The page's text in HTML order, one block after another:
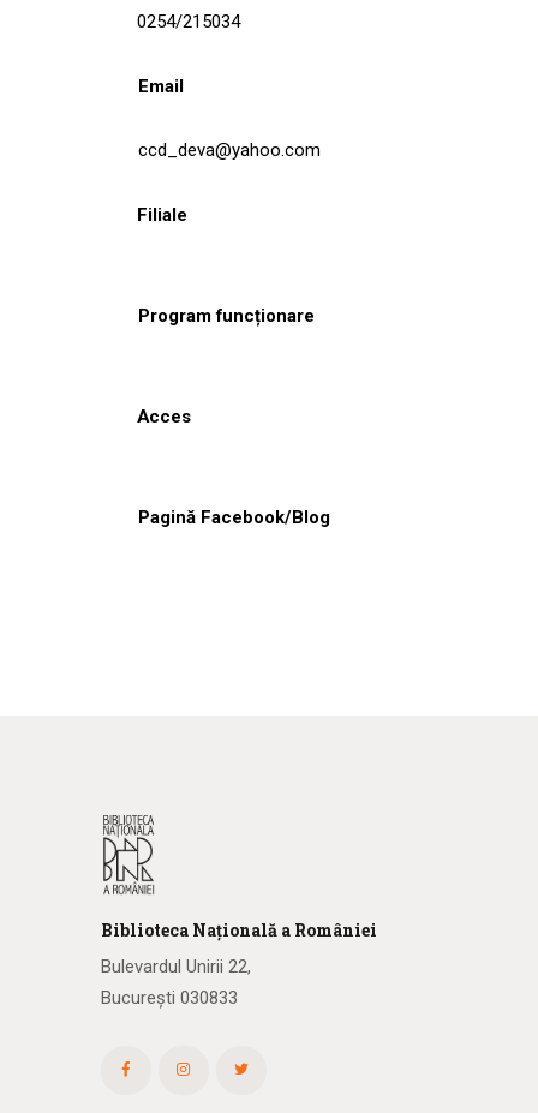
0254/215034
Email
ccd_deva@yahoo.com
Filiale
Program funcționare
Acces
Pagină Facebook/Blog
Biblioteca Națională a României
Bulevardul Unirii 22,
București 030833